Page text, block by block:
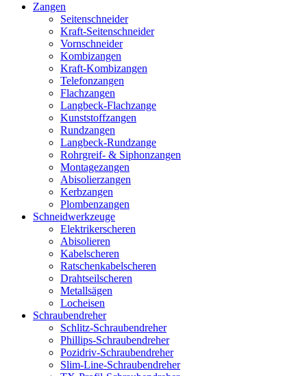
Zangen
Seitenschneider
Kraft-Seitenschneider
Vornschneider
Kombizangen
Kraft-Kombizangen
Telefonzangen
Flachzangen
Langbeck-Flachzange
Kunststoffzangen
Rundzangen
Langbeck-Rundzange
Rohrgreif- & Siphonzangen
Montagezangen
Abisolierzangen
Kerbzangen
Plombenzangen
Schneidwerkzeuge
Elektrikerscheren
Abisolieren
Kabelscheren
Ratschenkabelscheren
Drahtseilscheren
Metallsägen
Locheisen
Schraubendreher
Schlitz-Schraubendreher
Phillips-Schraubendreher
Pozidriv-Schraubendreher
Slim-Line-Schraubendreher